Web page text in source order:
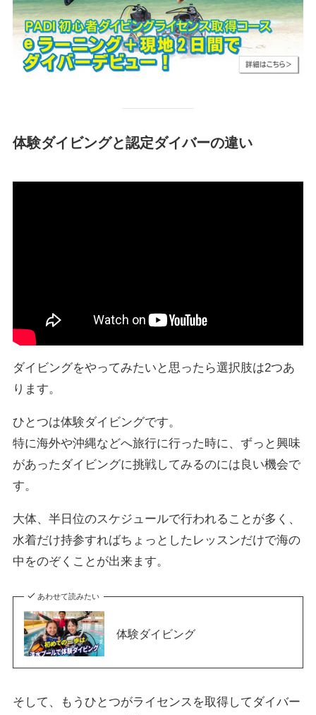
体験ダイビングと認定ダイバーの違い
ダイビングをやってみたいと思ったら選択肢は2つあ
ります。
ひとつは体験ダイビングです。
特に海外や沖縄などへ旅行に行った時に、ずっと興味
があったダイビングに挑戦してみるのには良い機会で
す。
大体、半日位のスケジュールで行われることが多く、
水着だけ持参すればちょっとしたレッスンだけで海の
中をのぞくことが出来ます。
あわせて読みたい
体験ダイビング
そして、もうひとつがライセンスを取得してダイバー